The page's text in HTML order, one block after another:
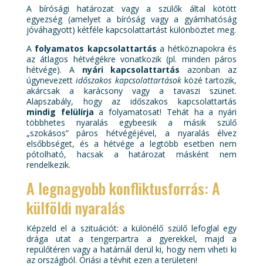
A bírósági határozat vagy a szülők által kötött
egyezség (amelyet a bíróság vagy a gyámhatóság
jóváhagyott) kétféle kapcsolattartást különböztet meg.
A folyamatos kapcsolattartás a hétköznapokra és
az átlagos hétvégékre vonatkozik (pl. minden páros
hétvége). A nyári kapcsolattartás azonban az
úgynevezettidőszakos kapcsolattartásokközé tartozik,
akárcsak a karácsony vagy a tavaszi szünet.
Alapszabály, hogy az időszakos kapcsolattartás
mindig felülírja a folyamatosat! Tehát ha a nyári
többhetes nyaralás egybeesik a másik szülő
„szokásos” páros hétvégéjével, a nyaralás élvez
elsőbbséget, és a hétvége a legtöbb esetben nem
pótolható, hacsak a határozat másként nem
rendelkezik.
A legnagyobb konfliktusforrás: A
külföldi nyaralás
Képzeld el a szituációt: a különélő szülő lefoglal egy
drága utat a tengerpartra a gyerekkel, majd a
repülőtéren vagy a határnál derül ki, hogy nem viheti ki
az országból. Óriási a tévhit ezen a területen!